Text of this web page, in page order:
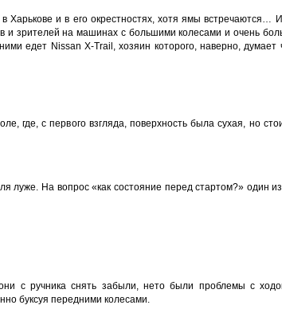
и в его окрестностях, хотя ямы встречаются…
и зрителей на машинах с большими колесами и очень
едет Nissan X-Trail, хозяин которого, наверно,
где, с первого взгляда, поверхность была сухая, но
луже. На вопрос «как состояние перед стартом?» один
с ручника снять забыли, нето были проблемы с
буксуя передними колесами.